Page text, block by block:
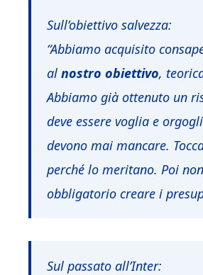
Sull’obiettivo salvezza:
“Abbiamo acquisito
al nostro obiettivo,
Abbiamo già ottenuto un
deve essere voglia e
devono mai mancare.
perché lo meritano. Poi
obbligatorio creare i
Sul passato all’Inter: